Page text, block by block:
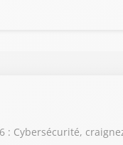
Cybersécurité,